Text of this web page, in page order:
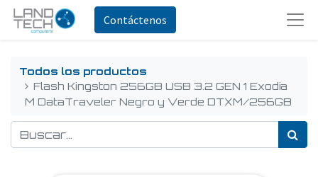
Contáctenos
Todos los productos
Flash Kingston 256GB USB 3.2 GEN 1 Exodia
M DataTraveler Negro y Verde DTXM/256GB